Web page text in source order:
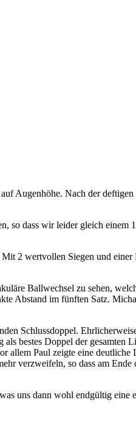
Augenhöhe. Nach der
so dass wir leider gleich einem
2 wertvollen Siegen und
Ballwechsel zu sehen,
Abstand im fünften Satz.
Schlussdoppel.
bestes Doppel der gesamten
allem Paul zeigte eine deutliche
verzweifeln, so dass am
uns dann wohl endgültig eine